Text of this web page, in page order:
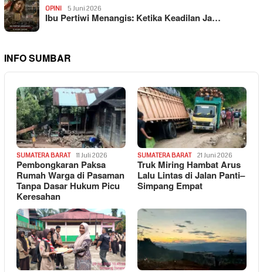
OPINI 5 Juni 2026
Ibu Pertiwi Menangis: Ketika Keadilan Ja…
INFO SUMBAR
SUMATERA BARAT 11 Juli 2026
Pembongkaran Paksa
Rumah Warga di Pasaman
Tanpa Dasar Hukum Picu
Keresahan
SUMATERA BARAT 21 Juni 2026
Truk Miring Hambat Arus
Lalu Lintas di Jalan Panti–
Simpang Empat